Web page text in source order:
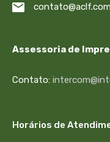
Assessoria de
Contato:
Horários de